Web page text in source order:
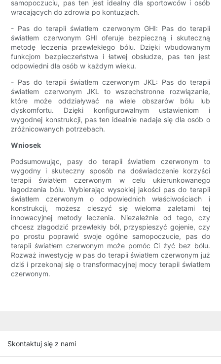
samopoczuciu, pas ten jest idealny dla sportowców i osób
wracających do zdrowia po kontuzjach.
- Pas do terapii światłem czerwonym GHI: Pas do terapii
światłem czerwonym GHI oferuje bezpieczną i skuteczną
metodę leczenia przewlekłego bólu. Dzięki wbudowanym
funkcjom bezpieczeństwa i łatwej obsłudze, pas ten jest
odpowiedni dla osób w każdym wieku.
- Pas do terapii światłem czerwonym JKL: Pas do terapii
światłem czerwonym JKL to wszechstronne rozwiązanie,
które może oddziaływać na wiele obszarów bólu lub
dyskomfortu. Dzięki konfigurowalnym ustawieniom i
wygodnej konstrukcji, pas ten idealnie nadaje się dla osób o
zróżnicowanych potrzebach.
Wniosek
Podsumowując, pasy do terapii światłem czerwonym to
wygodny i skuteczny sposób na doświadczenie korzyści
terapii światłem czerwonym w celu ukierunkowanego
łagodzenia bólu. Wybierając wysokiej jakości pas do terapii
światłem czerwonym o odpowiednich właściwościach i
konstrukcji, możesz cieszyć się wieloma zaletami tej
innowacyjnej metody leczenia. Niezależnie od tego, czy
chcesz złagodzić przewlekły ból, przyspieszyć gojenie, czy
po prostu poprawić swoje ogólne samopoczucie, pas do
terapii światłem czerwonym może pomóc Ci żyć bez bólu.
Rozważ inwestycję w pas do terapii światłem czerwonym już
dziś i przekonaj się o transformacyjnej mocy terapii światłem
czerwonym.
Skontaktuj się z nami